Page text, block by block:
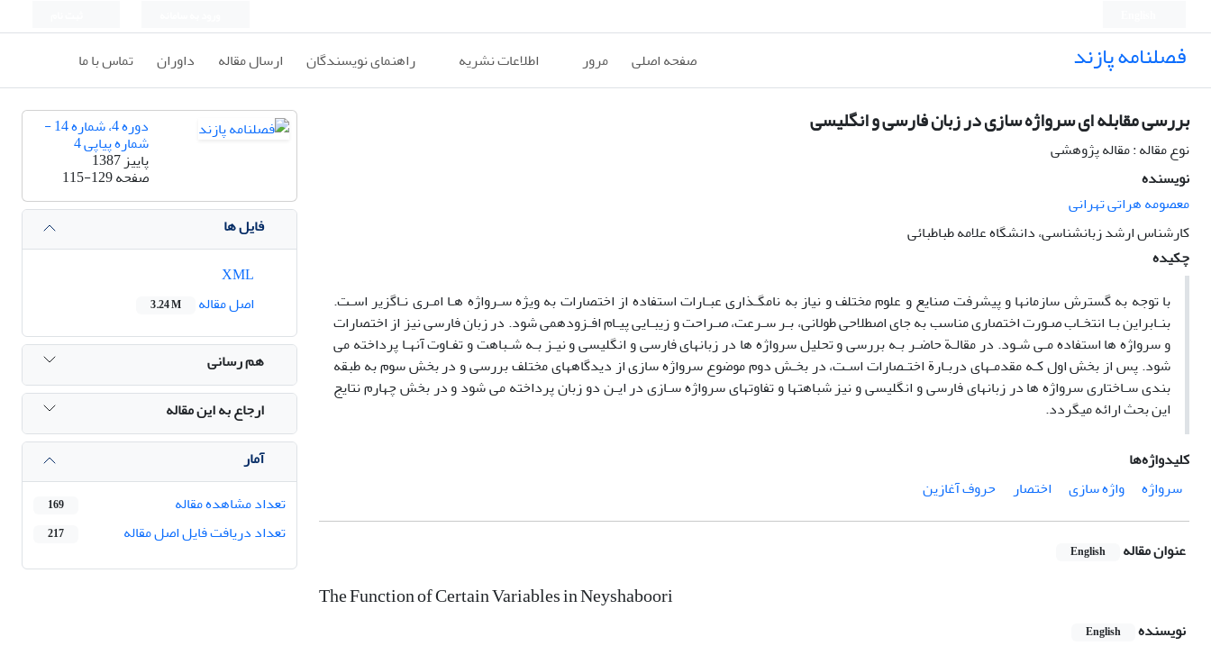
فصلنامه پازند صفحه اصلی مرور اطلاعات نشریه راهنمای نویسندگان ارسال مقاله داوران تماس با ما
بررسی مقابله ای سرواژه سازی در زبان فارسی و انگلیسی
نوع مقاله : مقاله پژوهشی
نویسنده
معصومه هراتی تهرانی
کارشناس ارشد زبانشناسی، دانشگاه علامه طباطبائی
چکیده
با توجه به گسترش سازمانها و پیشرفت صنایع و علوم مختلف و نیاز به نامگـذاری عبـارات استفاده از اختصارات به ویژه سـرواژه هـا امـری نـاگزیر اسـت.
بنـابراین بـا انتخـاب صـورت اختصاری مناسب به جای اصطلاحی طولانی، بـر سـرعت، صـراحت و زیبـایی پیـام افـزودهمی شود. در زبان فارسی نیز از اختصارات
و سرواژه ها استفاده مـی شـود. در مقالـة حاضـر بـه بررسی و تحلیل سرواژه ها در زبانهای فارسی و انگلیسی و نیـز بـه شـباهت و تفـاوت آنهـا پرداخته می
شود. پس از بخش اول کـه مقدمـهای دربـارة اختـصارات اسـت، در بخـش دوم موضوع سرواژه سازی از دیدگاههای مختلف بررسی و در بخش سوم به طبقه
بندی سـاختاری سرواژه ها در زبانهای فارسی و انگلیسی و نیز شباهتها و تفاوتهای سرواژه سـازی در ایـن دو زبان پرداخته می شود و در بخش چهارم نتایج
این بحث ارائه میگردد.
کلیدواژه‌ها
سرواژه
واژه سازی اختصار حروف آغازین
عنوان مقاله English
The Function of Certain Variables in Neyshaboori
نویسنده English
دوره 4، شماره 14 -
شماره پیاپی 4
پاییز 1387
صفحه115-129
فایل ها
اصل مقاله
3.24 M
هم رسانی
ارجاع به این مقاله
آمار
تعداد مشاهده مقاله
169
تعداد دریافت فایل اصل مقاله 217